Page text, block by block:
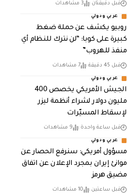
قبل دقيقتان 3 مشاهدات
عربي ودولي
روبيو يكشف عن حملة ضغط
كبيرة على كوبا: “لن نترك للنظام أي
منفذ للهروب”
قبل 45 دقيقة 7 مشاهدات
عربي ودولي
الجيش الأمريكي يخصص 400
مليون دولار لشراء أنظمة ليزر
لإسقاط المسيّرات
قبل ساعة واحدة 9 مشاهدات
عربي ودولي
مسؤول أمريكي: سنرفع الحصار عن
موانئ إيران بمجرد الإعلان عن اتفاق
مضيق هرمز
قبل ساعتين 10 مشاهدات